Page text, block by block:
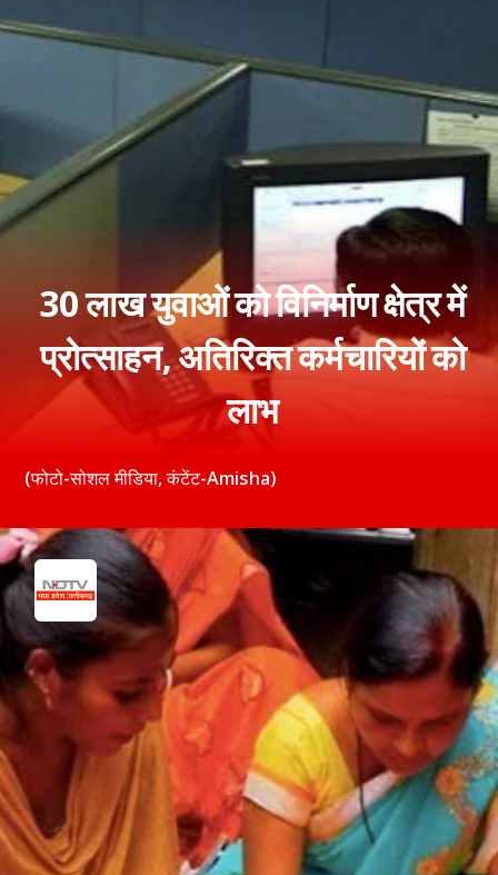
30 लाख युवाओं को विनिर्माण क्षेत्र में
प्रोत्साहन, अतिरिक्त कर्मचारियों को
लाभ
(फोटो-सोशल मीडिया, कंटेंट-Amisha)